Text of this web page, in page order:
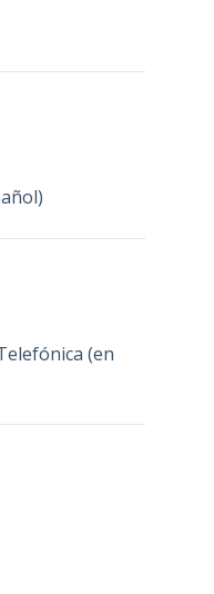
(en